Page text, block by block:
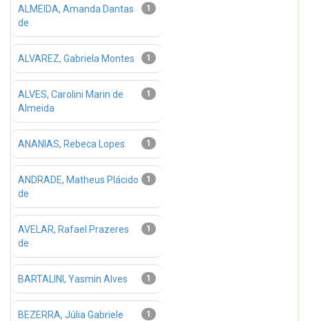
1
ALMEIDA, Amanda Dantas
de
1
ALVAREZ, Gabriela Montes
1
ALVES, Carolini Marin de
Almeida
1
ANANIAS, Rebeca Lopes
1
ANDRADE, Matheus Plácido
de
1
AVELAR, Rafael Prazeres
de
1
BARTALINI, Yasmin Alves
1
BEZERRA, Júlia Gabriele